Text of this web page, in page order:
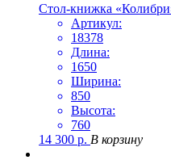
Стол-книжка
Артикул:
18378
Длина:
1650
Ширина:
850
Высота:
760
14 300 р. В корзину